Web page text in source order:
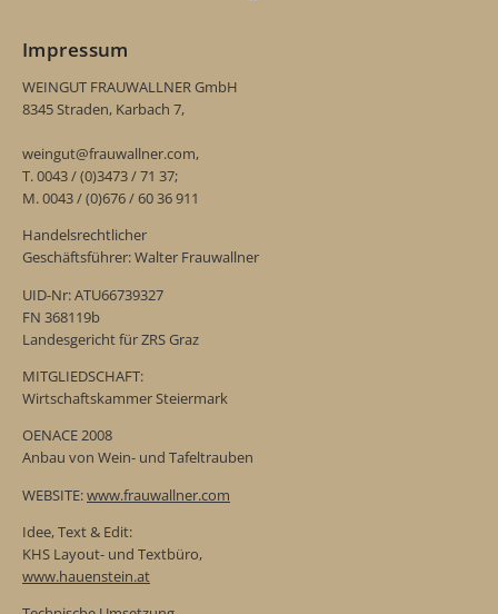
Impressum
WEINGUT FRAUWALLNER GmbH
8345 Straden, Karbach 7,
weingut@frauwallner.com,
T. 0043 / (0)3473 / 71 37;
M. 0043 / (0)676 / 60 36 911
Handelsrechtlicher
Geschäftsführer: Walter Frauwallner
UID-Nr: ATU66739327
FN 368119b
Landesgericht für ZRS Graz
MITGLIEDSCHAFT:
Wirtschaftskammer Steiermark
OENACE 2008
Anbau von Wein- und Tafeltrauben
WEBSITE:www.frauwallner.com
Idee, Text & Edit:
KHS Layout- und Textbüro,
www.hauenstein.at